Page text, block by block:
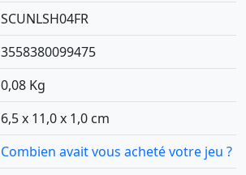
SCUNLSH04FR
3558380099475
0,08 Kg
6,5 x 11,0 x 1,0 cm
Combien avait vous acheté votre jeu ?